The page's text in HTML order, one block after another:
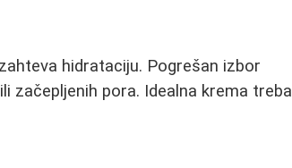
hidrataciju. Pogrešan izbor
začepljenih pora. Idealna krema treba